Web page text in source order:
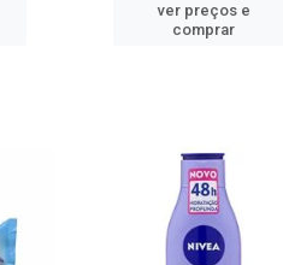
ver preços e
comprar